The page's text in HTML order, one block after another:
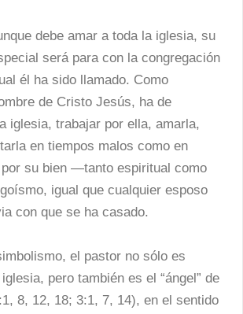
debe amar a toda la iglesia, su
será para con la congregación
él ha sido llamado. Como
de Cristo Jesús, ha de
iglesia, trabajar por ella, amarla,
en tiempos malos como en
su bien —tanto espiritual como
igual que cualquier esposo
con que se ha casado.
el pastor no sólo es
pero también es el “ángel” de
8, 12, 18; 3:1, 7, 14), en el sentido